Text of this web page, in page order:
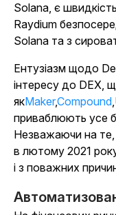
Solana, є
Raydium
Solana та з
Ентузіазм щодо
інтересу до DEX,
якMaker,Compound,
приваблюють усе
Незважаючи на
в лютому 2021
і з поважних